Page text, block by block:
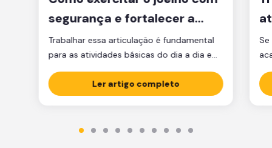
segurança e fortalecer a
articulação
Trabalhar essa articulação é fundamental
para as atividades básicas do dia a dia e
manter a qualidade de vida.
Ler artigo completo